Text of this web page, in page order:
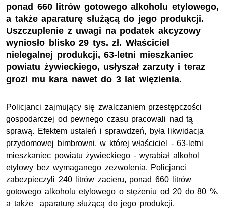
ponad 660 litrów gotowego alkoholu etylowego,
a także aparaturę służącą do jego produkcji.
Uszczuplenie z uwagi na podatek akcyzowy
wyniosło blisko 29 tys. zł. Właściciel
nielegalnej produkcji, 63-letni mieszkaniec
powiatu żywieckiego, usłyszał zarzuty i teraz
grozi mu kara nawet do 3 lat więzienia.
Policjanci zajmujący się zwalczaniem przestępczości
gospodarczej od pewnego czasu pracowali nad tą
sprawą. Efektem ustaleń i sprawdzeń, była likwidacja
przydomowej bimbrowni, w której właściciel - 63-letni
mieszkaniec powiatu żywieckiego - wyrabiał alkohol
etylowy bez wymaganego zezwolenia. Policjanci
zabezpieczyli 240 litrów zacieru, ponad 660 litrów
gotowego alkoholu etylowego o stężeniu od 20 do 80 %,
a także aparaturę służącą do jego produkcji.